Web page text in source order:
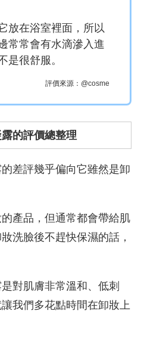
放在浴室裡面，所以
常常會有水滴滲入進
是很舒服。
評價來源：@cosme
的評價總整理
差評幾乎偏向它雖然是卸
產品，但通常都會帶給肌
洗臉後不趕快保濕的話，
對肌膚非常溫和、低刺
我們多花點時間在卸妝上